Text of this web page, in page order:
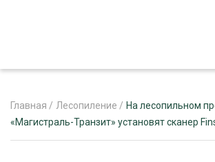
Главная / Лесопиление / На лесопильном
«Магистраль-Транзит» установят сканер